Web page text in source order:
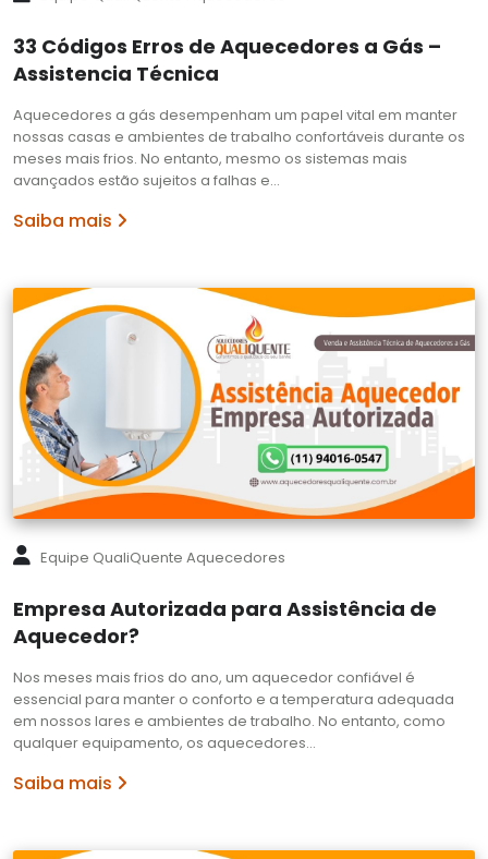
33 Códigos Erros de Aquecedores a Gás –
Assistencia Técnica
Aquecedores a gás desempenham um papel vital em manter
nossas casas e ambientes de trabalho confortáveis durante os
meses mais frios. No entanto, mesmo os sistemas mais
avançados estão sujeitos a falhas e…
Saiba mais
Equipe QualiQuente Aquecedores
Empresa Autorizada para Assistência de
Aquecedor?
Nos meses mais frios do ano, um aquecedor confiável é
essencial para manter o conforto e a temperatura adequada
em nossos lares e ambientes de trabalho. No entanto, como
qualquer equipamento, os aquecedores…
Saiba mais